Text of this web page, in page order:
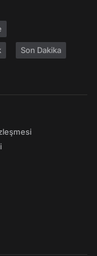
Son Dakika